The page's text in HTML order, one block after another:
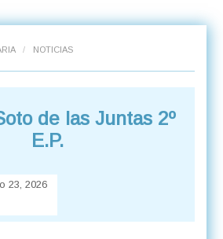
/ NOTICIAS
de las Juntas 2º
E.P.
23, 2026